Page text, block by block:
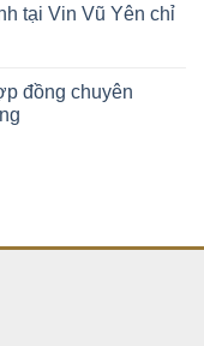
tại Vin Vũ Yên chỉ
đồng chuyên